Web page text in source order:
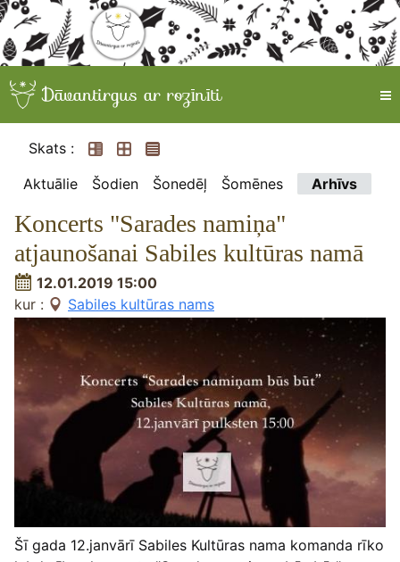
Skats :
Aktuālie
Šodien Šonedēļ Šomēnes Arhīvs
Koncerts "Sarades namiņa"
atjaunošanai Sabiles kultūras namā
12.01.2019 15:00
kur :
Sabiles kultūras nams
Šī gada 12.janvārī Sabiles Kultūras nama komanda rīko